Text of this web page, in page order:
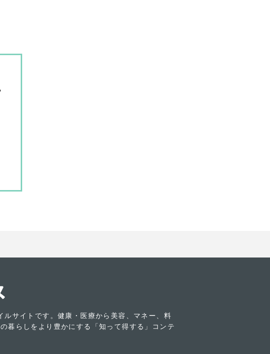
サイトです。健康・医療から美容、マネー、料
暮らしをより豊かにする「知って得する」コンテ